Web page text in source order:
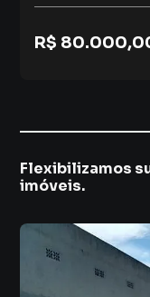
R$
Flexibilizamos
imóveis.